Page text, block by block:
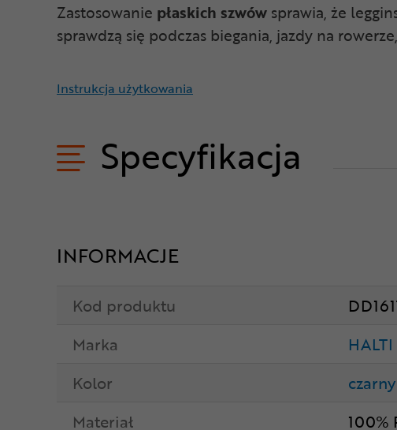
Zastosowanie płaskich szwów sprawia, że
sprawdzą się podczas biegania, jazdy na
Instrukcja użytkowania
Specyfikacja
INFORMACJE
Kod produktu
Marka
HALTI
Kolor
czarny
Materiał
100%